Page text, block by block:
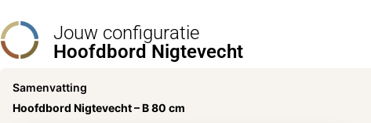
Jouw configuratie
Hoofdbord Nigtevecht
Samenvatting
Hoofdbord Nigtevecht –B 80 cm